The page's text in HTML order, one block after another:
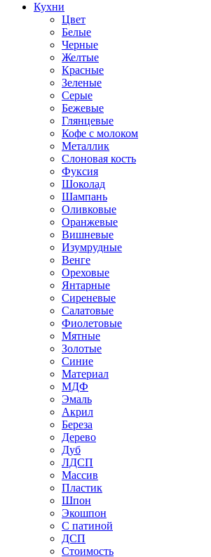
Кухни
Цвет
Белые
Черные
Желтые
Красные
Зеленые
Серые
Бежевые
Глянцевые
Кофе с молоком
Металлик
Слоновая кость
Фуксия
Шоколад
Шампань
Оливковые
Оранжевые
Вишневые
Изумрудные
Венге
Ореховые
Янтарные
Сиреневые
Салатовые
Фиолетовые
Мятные
Золотые
Синие
Материал
МДФ
Эмаль
Акрил
Береза
Дерево
Дуб
ЛДСП
Массив
Пластик
Шпон
Экошпон
С патиной
ДСП
Стоимость